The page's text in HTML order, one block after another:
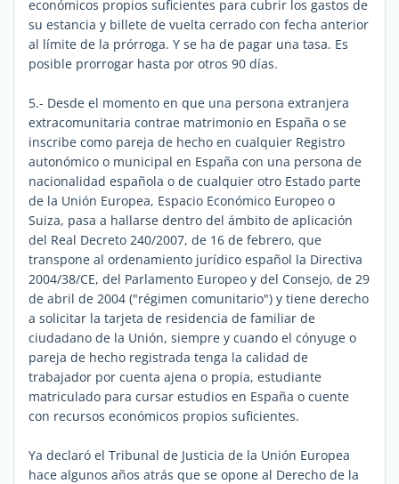
económicos propios suficientes para cubrir los gastos de
su estancia y billete de vuelta cerrado con fecha anterior
al límite de la prórroga. Y se ha de pagar una tasa. Es
posible prorrogar hasta por otros 90 días.
5.- Desde el momento en que una persona extranjera
extracomunitaria contrae matrimonio en España o se
inscribe como pareja de hecho en cualquier Registro
autonómico o municipal en España con una persona de
nacionalidad española o de cualquier otro Estado parte
de la Unión Europea, Espacio Económico Europeo o
Suiza, pasa a hallarse dentro del ámbito de aplicación
del Real Decreto 240/2007, de 16 de febrero, que
transpone al ordenamiento jurídico español la Directiva
2004/38/CE, del Parlamento Europeo y del Consejo, de 29
de abril de 2004 ("régimen comunitario") y tiene derecho
a solicitar la tarjeta de residencia de familiar de
ciudadano de la Unión, siempre y cuando el cónyuge o
pareja de hecho registrada tenga la calidad de
trabajador por cuenta ajena o propia, estudiante
matriculado para cursar estudios en España o cuente
con recursos económicos propios suficientes.
Ya declaró el Tribunal de Justicia de la Unión Europea
hace algunos años atrás que se opone al Derecho de la